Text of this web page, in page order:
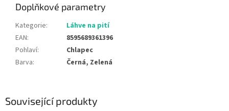
Související produkty
Doplňkové parametry
Kategorie:
Láhve na pití
EAN:
8595689361396
Pohlaví:
Chlapec
Barva: Černá, Zelená